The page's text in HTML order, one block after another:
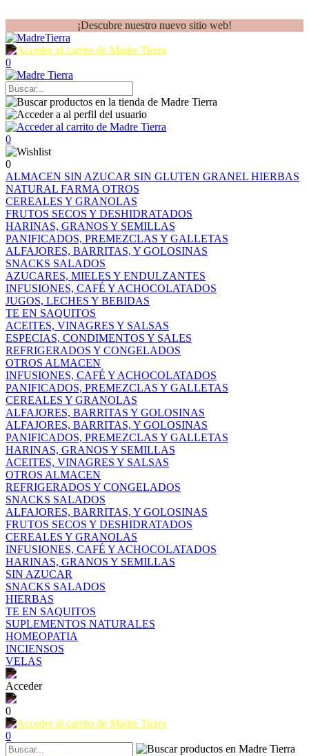
¡Descubre nuestro nuevo sitio web!
0
0
0
ALMACEN SIN AZUCAR SIN GLUTEN GRANEL HIERBAS
NATURAL FARMA OTROS
CEREALES Y GRANOLAS
FRUTOS SECOS Y DESHIDRATADOS
HARINAS, GRANOS Y SEMILLAS
PANIFICADOS, PREMEZCLAS Y GALLETAS
ALFAJORES, BARRITAS, Y GOLOSINAS
SNACKS SALADOS
AZUCARES, MIELES Y ENDULZANTES
INFUSIONES, CAFÉ Y ACHOCOLATADOS
JUGOS, LECHES Y BEBIDAS
TE EN SAQUITOS
ACEITES, VINAGRES Y SALSAS
ESPECIAS, CONDIMENTOS Y SALES
REFRIGERADOS Y CONGELADOS
OTROS ALMACEN
INFUSIONES, CAFÉ Y ACHOCOLATADOS
PANIFICADOS, PREMEZCLAS Y GALLETAS
CEREALES Y GRANOLAS
ALFAJORES, BARRITAS Y GOLOSINAS
ALFAJORES, BARRITAS, Y GOLOSINAS
PANIFICADOS, PREMEZCLAS Y GALLETAS
HARINAS, GRANOS Y SEMILLAS
ACEITES, VINAGRES Y SALSAS
OTROS ALMACEN
REFRIGERADOS Y CONGELADOS
SNACKS SALADOS
ALFAJORES, BARRITAS, Y GOLOSINAS
FRUTOS SECOS Y DESHIDRATADOS
CEREALES Y GRANOLAS
INFUSIONES, CAFÉ Y ACHOCOLATADOS
HARINAS, GRANOS Y SEMILLAS
SIN AZUCAR
SNACKS SALADOS
HIERBAS
TE EN SAQUITOS
SUPLEMENTOS NATURALES
HOMEOPATIA
INCIENSOS
VELAS
Acceder
0
0